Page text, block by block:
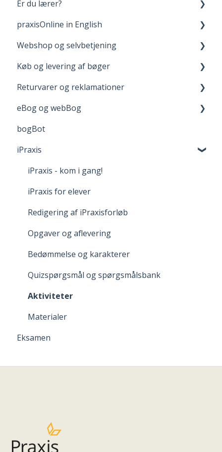
Opret bruger og login
Dine materialer på praxisOnline
Hjælp til tekniske udfordringer
Er du lærer?
Fagpakker
webBog og eBog+
boost
FGU - pædagogiske værktøjer
praxisOnline in English
Manage Your Account
Your Materials on praxisOnline
Help with Technical Issues
Webshop og selvbetjening
Opret bruger og login
Når du handler
Køb og levering af bøger
Levering
Adgang til digitale materialer
Returvarer og reklamationer
Returnering
Reklamation
Fortrydelsesret
eBog og webBog
Kom godt i gang med webBogen
bogBot
iPraxis
iPraxis - kom i gang!
iPraxis for elever
Redigering af iPraxisforløb
Opgaver og aflevering
Bedømmelse og karakterer
Quizspørgsmål og spørgsmålsbank
Aktiviteter
Materialer
Eksamen